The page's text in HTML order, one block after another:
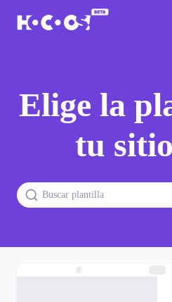
Elige la
tu